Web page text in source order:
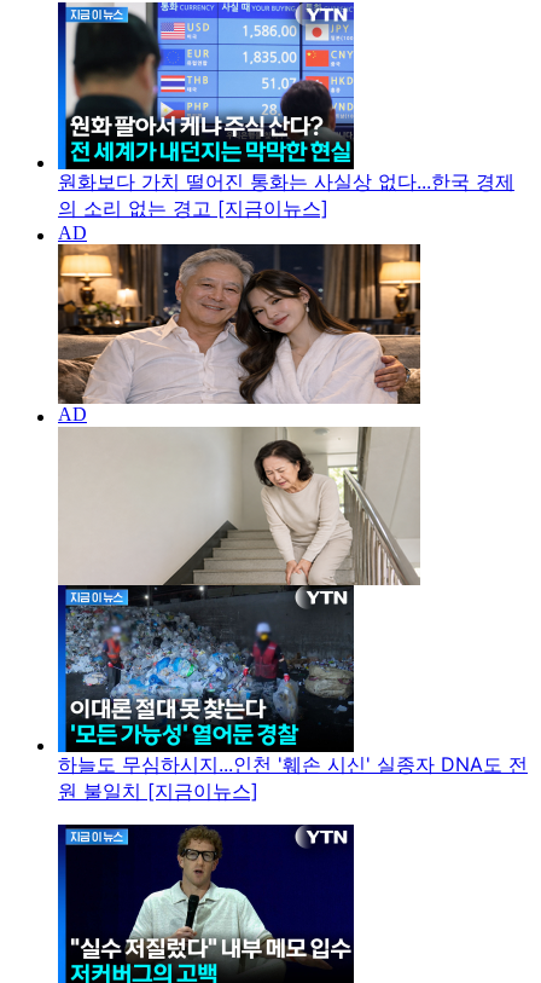
원화보다 가치 떨어진 통화는 사실상 없다...한국 경제
의 소리 없는 경고 [지금이뉴스]
하늘도 무심하시지...인천 '훼손 시신' 실종자 DNA도 전
원 불일치 [지금이뉴스]